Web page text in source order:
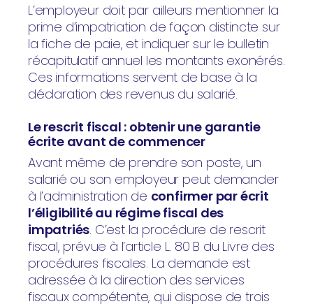
L’employeur doit par ailleurs mentionner la
prime d’impatriation de façon distincte sur
la fiche de paie, et indiquer sur le bulletin
récapitulatif annuel les montants exonérés.
Ces informations servent de base à la
déclaration des revenus du salarié.
Le rescrit fiscal : obtenir une garantie
écrite avant de commencer
Avant même de prendre son poste, un
salarié ou son employeur peut demander
à l’administration de confirmer par écrit
l’éligibilité au régime fiscal des
impatriés. C’est la procédure de rescrit
fiscal, prévue à l’article L. 80 B du Livre des
procédures fiscales. La demande est
adressée à la direction des services
fiscaux compétente, qui dispose de trois